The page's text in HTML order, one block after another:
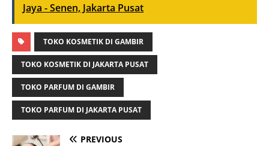
Jaya - Senen, Jakarta Pusat
TOKO KOSMETIK DI GAMBIR
TOKO KOSMETIK DI JAKARTA PUSAT
TOKO PARFUM DI GAMBIR
TOKO PARFUM DI JAKARTA PUSAT
PREVIOUS